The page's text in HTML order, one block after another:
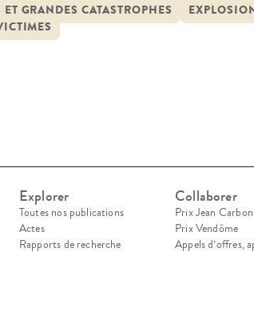
l’ensemble des dispositifs
GRANDES CATASTROPHES
Explorer
Toutes nos publications
Actes
Rapports de recherche
Collaborer
Prix Jean
Prix Vendôme
Appels d’offres,